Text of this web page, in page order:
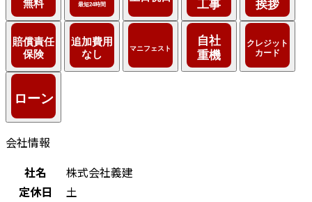
会社情報
社名
株式会社義建
定休日
土